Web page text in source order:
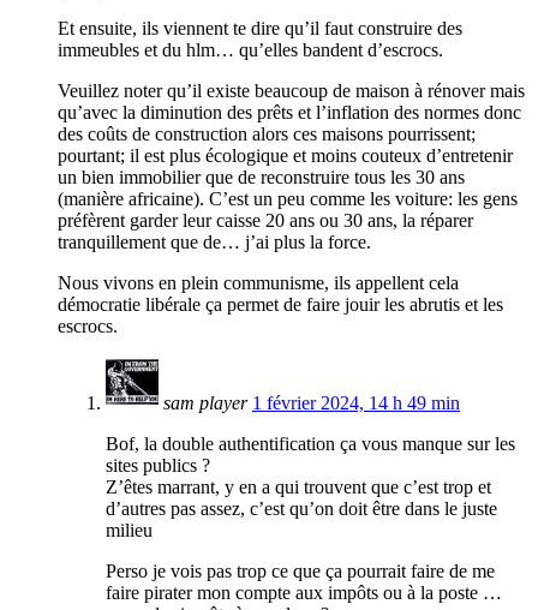
Et ensuite, ils viennent te dire qu’il faut construire des
immeubles et du hlm… qu’elles bandent d’escrocs.
Veuillez noter qu’il existe beaucoup de maison à rénover mais
qu’avec la diminution des prêts et l’inflation des normes donc
des coûts de construction alors ces maisons pourrissent;
pourtant; il est plus écologique et moins couteux d’entretenir
un bien immobilier que de reconstruire tous les 30 ans
(manière africaine). C’est un peu comme les voiture: les gens
préfèrent garder leur caisse 20 ans ou 30 ans, la réparer
tranquillement que de… j’ai plus la force.
Nous vivons en plein communisme, ils appellent cela
démocratie libérale ça permet de faire jouir les abrutis et les
escrocs.
sam player 1 février 2024, 14 h 49 min
Bof, la double authentification ça vous manque sur les
sites publics ?
Z’êtes marrant, y en a qui trouvent que c’est trop et
d’autres pas assez, c’est qu’on doit être dans le juste
milieu
Perso je vois pas trop ce que ça pourrait faire de me
faire pirater mon compte aux impôts ou à la poste …